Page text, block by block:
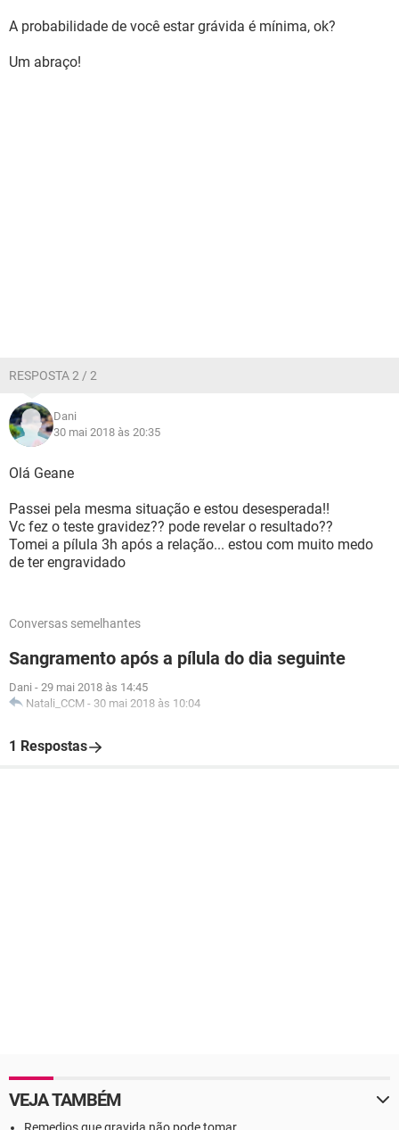
A probabilidade de você estar grávida é mínima, ok?
Um abraço!
RESPOSTA 2 / 2
Dani
30 mai 2018 às 20:35
Olá Geane
Passei pela mesma situação e estou desesperada!!
Vc fez o teste gravidez?? pode revelar o resultado??
Tomei a pílula 3h após a relação... estou com muito medo
de ter engravidado
Conversas semelhantes
Sangramento após a pílula do dia seguinte
Dani - 29 mai 2018 às 14:45
Natali_CCM - 30 mai 2018 às 10:04
1 Respostas
VEJA TAMBÉM